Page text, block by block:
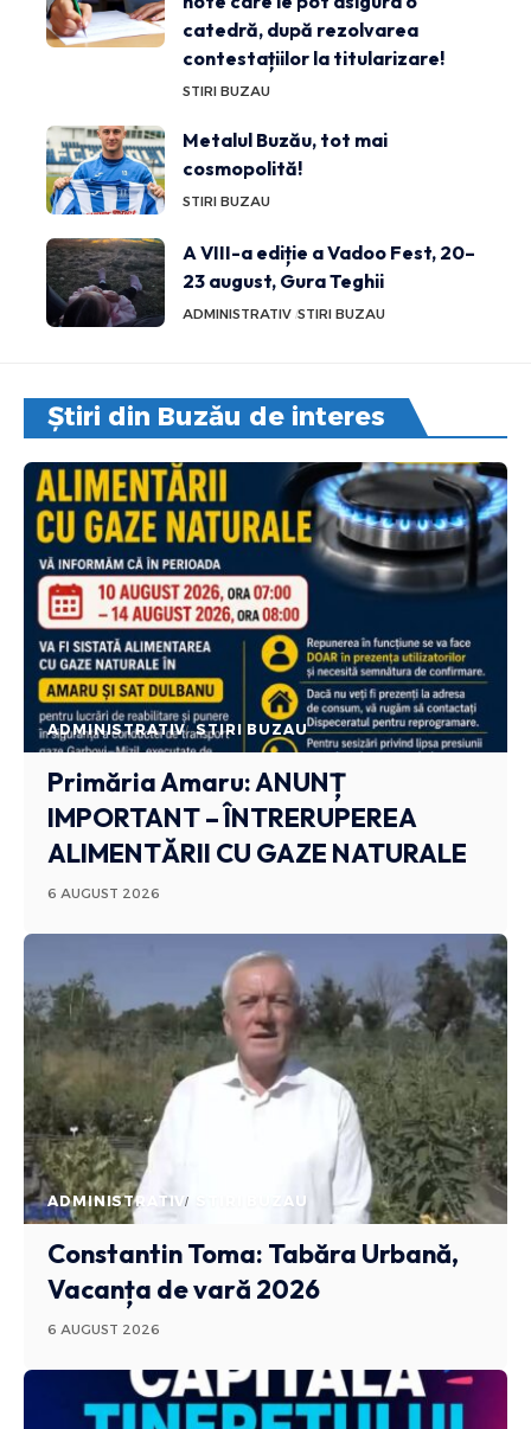
catedră, după rezolvarea
contestațiilor la titularizare!
STIRI BUZAU
Metalul Buzău, tot mai
cosmopolită!
STIRI BUZAU
A VIII-a ediție a Vadoo Fest, 20–
23 august, Gura Teghii
ADMINISTRATIV STIRI BUZAU
Știri din Buzău de interes
ADMINISTRATIV STIRI BUZAU
Primăria Amaru: ANUNȚ
IMPORTANT – ÎNTRERUPEREA
ALIMENTĂRII CU GAZE NATURALE
6 AUGUST 2026
ADMINISTRATIV STIRI BUZAU
Constantin Toma: Tabăra Urbană,
Vacanța de vară 2026
6 AUGUST 2026